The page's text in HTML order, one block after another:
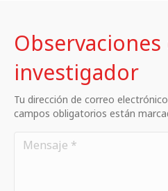
Observaciones
investigador
Tu dirección de correo
campos obligatorios están